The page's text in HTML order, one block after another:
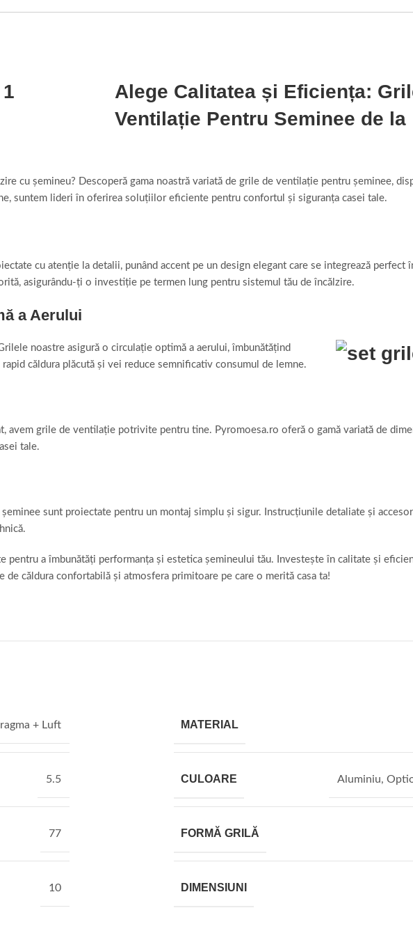
Alege Calitatea și Eficiența:
Ventilație Pentru Seminee de la
cu șemineu? Descoperă gama noastră variată de grile de ventilație pentru șeminee,
suntem lideri în oferirea soluțiilor eficiente pentru confortul și siguranța casei tale.
cu atenție la detalii, punând accent pe un design elegant care se integrează perfect
asigurându-ți o investiție pe termen lung pentru sistemul tău de încălzire.
a Aerului
noastre asigură o circulație optimă a aerului, îmbunătățind
căldura plăcută și vei reduce semnificativ consumul de lemne.
avem grile de ventilație potrivite pentru tine. Pyromoesa.ro oferă o gamă variată de
tale.
sunt proiectate pentru un montaj simplu și sigur. Instrucțiunile detaliate și
a îmbunătăți performanța și estetica șemineului tău. Investește în calitate și
căldura confortabilă și atmosfera primitoare pe care o merită casa ta!
+ Luft MATERIAL
5.5 CULOARE Aluminiu,
77 FORMĂ GRILĂ
10 DIMENSIUNI